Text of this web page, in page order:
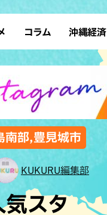
SDGs
ローカルニュース
沖縄旧暦行事
占い
人 テレビ
コラム 沖縄経済
南部,豊見城市
KUKURU編集部
気スタ